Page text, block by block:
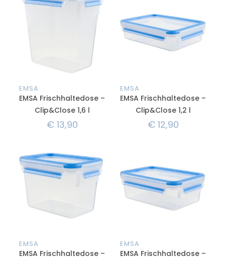
EMSA
EMSA Frischhaltedose –
Clip&Close 1,6 l
€13,90
EMSA
EMSA Frischhaltedose –
Clip&Close 1,2 l
€12,90
EMSA
EMSA Frischhaltedose –
EMSA
EMSA Frischhaltedose –